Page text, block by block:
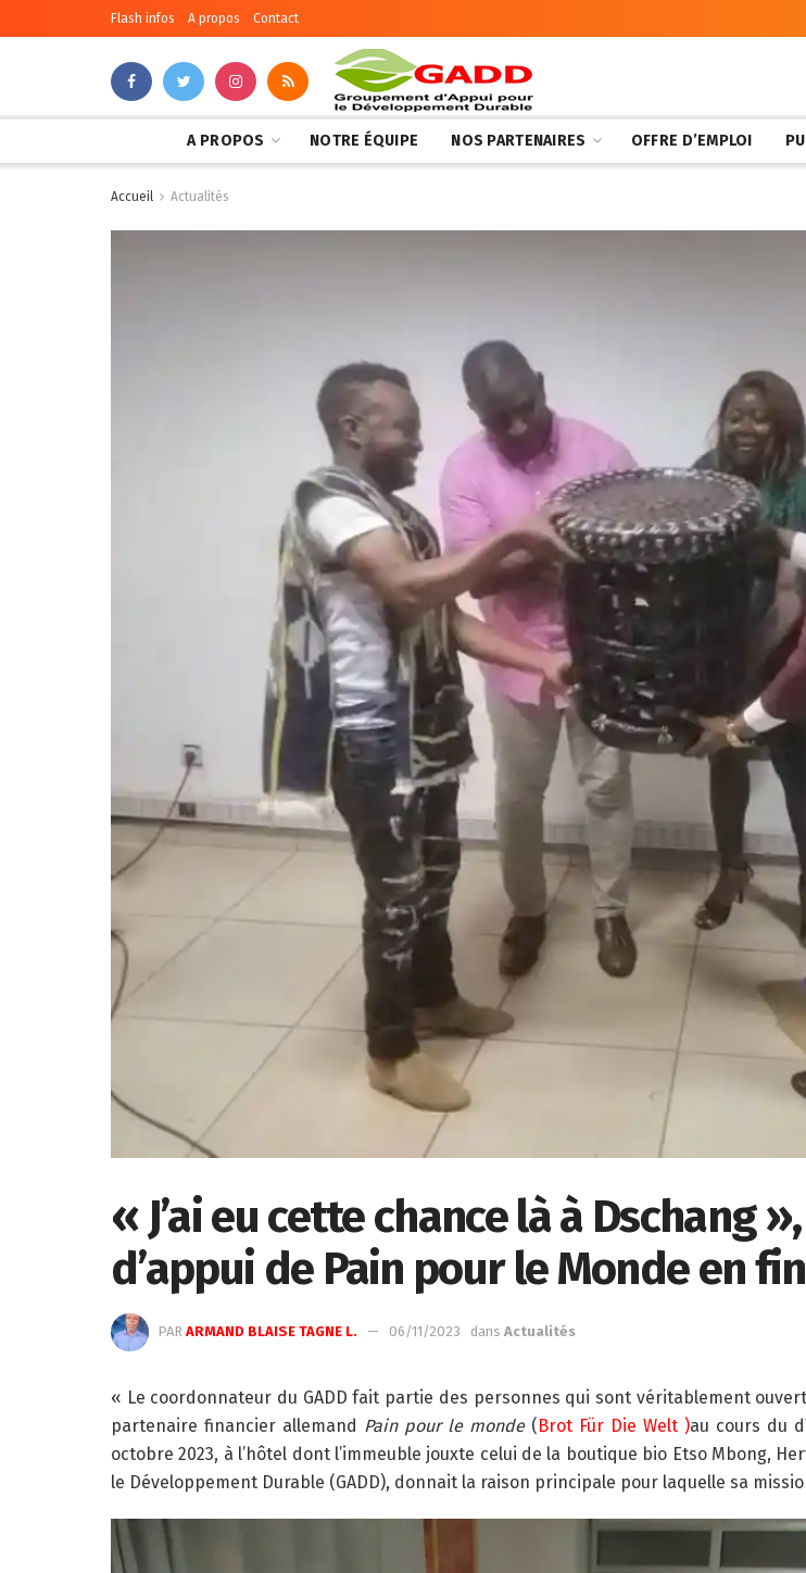
Flash infos A propos Contact
A PROPOS NOTRE ÉQUIPE NOS PARTENAIRES OFFRE D’EMPLOI
Accueil Actualités
« J’ai eu cette chance là à Dschang
d’appui de Pain pour le Monde en
PAR ARMAND BLAISE TAGNE L. 06/11/2023 dans Actualités
« Le coordonnateur du GADD fait partie des personnes qui sont véritablement
partenaire financier allemand Pain pour le monde(Brot Für Die Welt )au cours du
octobre 2023, à l’hôtel dont l’immeuble jouxte celui de la boutique bio Etso Mbong,
le Développement Durable (GADD), donnait la raison principale pour laquelle sa